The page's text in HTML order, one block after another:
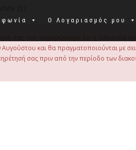
Ο Λογαριασμός μου
Αυγούστου και θα πραγματοποιούνται με
σας πριν από την περίοδο των